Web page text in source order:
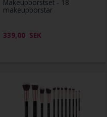
Makeupborstset - 18
makeupborstar
339,00 SEK